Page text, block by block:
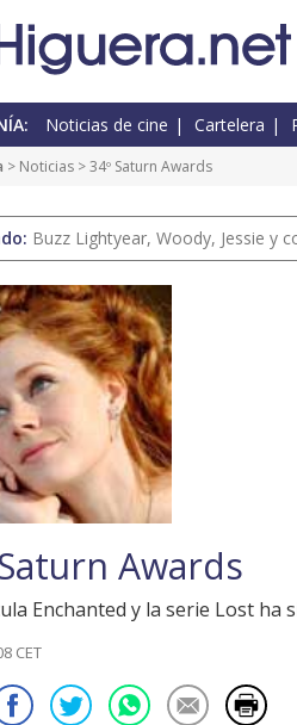
Noticias de cine Cartelera
> Noticias > 34º Saturn Awards
Buzz Lightyear, Woody, Jessie y
Awards
Enchanted y la serie Lost
CET